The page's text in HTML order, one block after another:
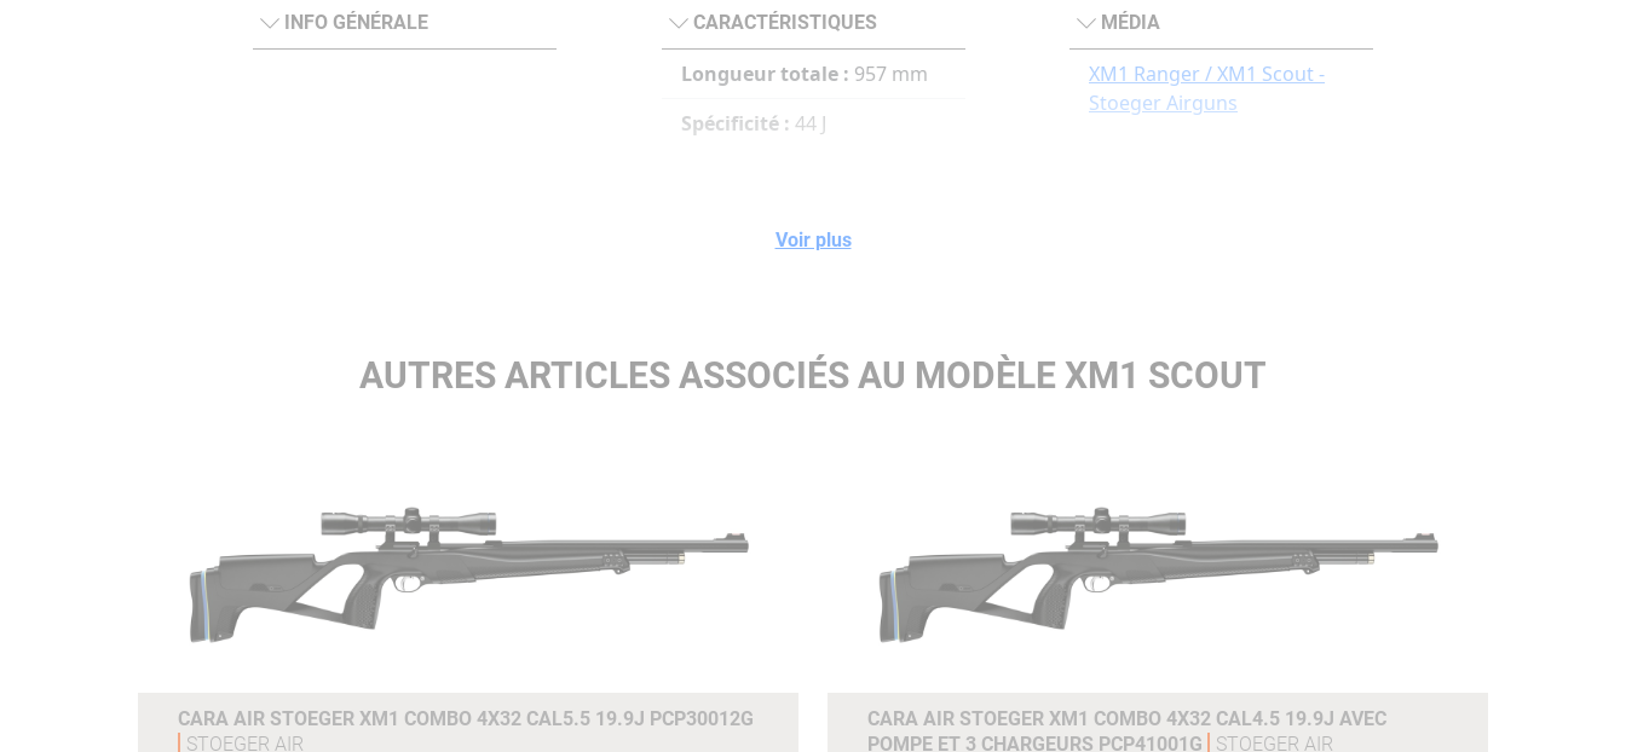
INFO GÉNÉRALE CARACTÉRISTIQUES
Longueur totale : 957 mm
Spécificité : 44 J
MÉDIA
XM1 Ranger / XM1 Scout -
Stoeger Airguns
Voir plus
AUTRES ARTICLES ASSOCIÉS AU MODÈLE XM1 SCOUT
CARA AIR STOEGER XM1 COMBO 4X32 CAL5.5 19.9J PCP30012G
STOEGER AIR
CARA AIR STOEGER XM1 COMBO 4X32 CAL4.5 19.9J AVEC
POMPE ET 3 CHARGEURS PCP41001G
STOEGER AIR